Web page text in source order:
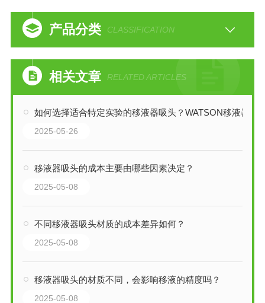
产品分类 CLASSIFICATION
相关文章 RELATED ARTICLES
如何选择适合特定实验的移液器吸头？WATSON移液器
2025-05-26
移液器吸头的成本主要由哪些因素决定？
2025-05-08
不同移液器吸头材质的成本差异如何？
2025-05-08
移液器吸头的材质不同，会影响移液的精度吗？
2025-05-08